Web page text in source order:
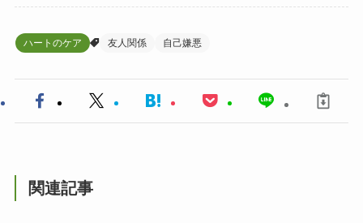
ハートのケア 友人関係 自己嫌悪
関連記事